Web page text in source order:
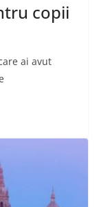
copii
ai avut